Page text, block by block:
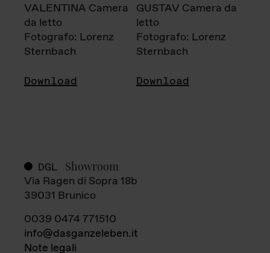
VALENTINA Camera
da letto
Fotografo: Lorenz
Sternbach
Download
GUSTAV Camera da
letto
Fotografo: Lorenz
Sternbach
Download
DGL Showroom
Via Ragen di Sopra 18b
39031 Brunico
0039 0474 771510
info@dasganzeleben.it
Note legali